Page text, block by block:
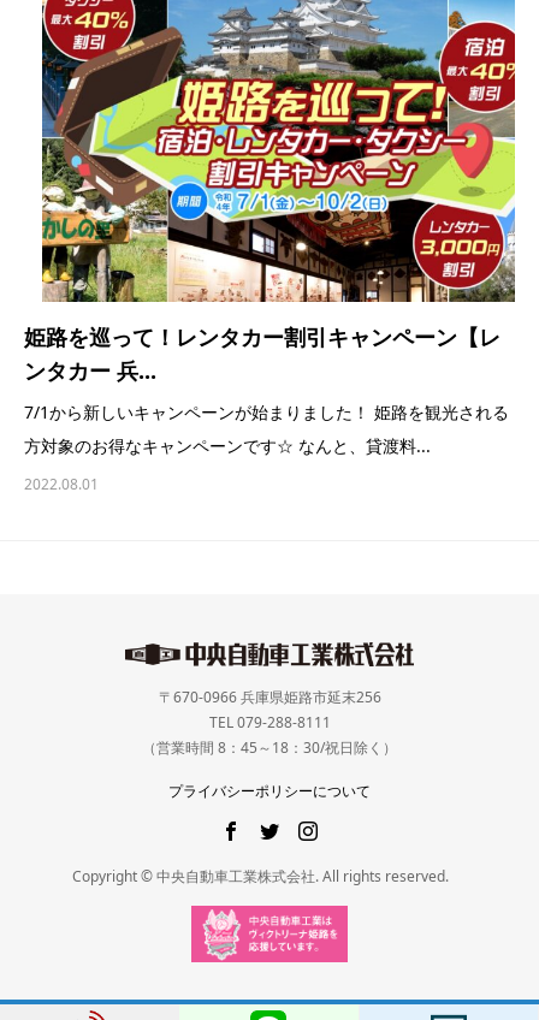
姫路を巡って！レンタカー割引キャンペーン【レ
ンタカー 兵...
7/1から新しいキャンペーンが始まりました！ 姫路を観光される
方対象のお得なキャンペーンです☆ なんと、貸渡料...
2022.08.01
〒670-0966 兵庫県姫路市延末256
TEL 079-288-8111
（営業時間 8：45～18：30/祝日除く）
プライバシーポリシーについて
Copyright © 中央自動車工業株式会社. All rights reserved.